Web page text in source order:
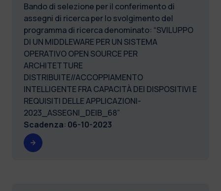
Bando di selezione per il conferimento di
assegni di ricerca per lo svolgimento del
programma di ricerca denominato: “SVILUPPO
DI UN MIDDLEWARE PER UN SISTEMA
OPERATIVO OPEN SOURCE PER
ARCHITETTURE
DISTRIBUITE//ACCOPPIAMENTO
INTELLIGENTE FRA CAPACITÀ DEI DISPOSITIVI E
REQUISITI DELLE APPLICAZIONI-
2023_ASSEGNI_DEIB_68”
Scadenza: 06-10-2023